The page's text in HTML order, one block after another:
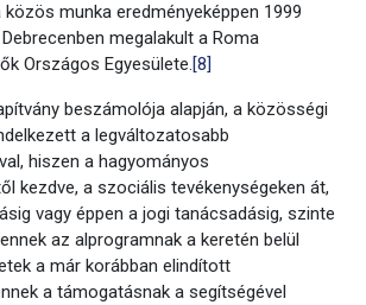
munka eredményeképpen 1999
megalakult a Roma
Országos Egyesülete.[8]
beszámolója alapján, a közösségi
a legváltozatosabb
hiszen a hagyományos
kezdve, a szociális tevékenységeken át,
vagy éppen a jogi tanácsadásig, szinte
az alprogramnak a keretén belül
a már korábban elindított
a támogatásnak a segítségével